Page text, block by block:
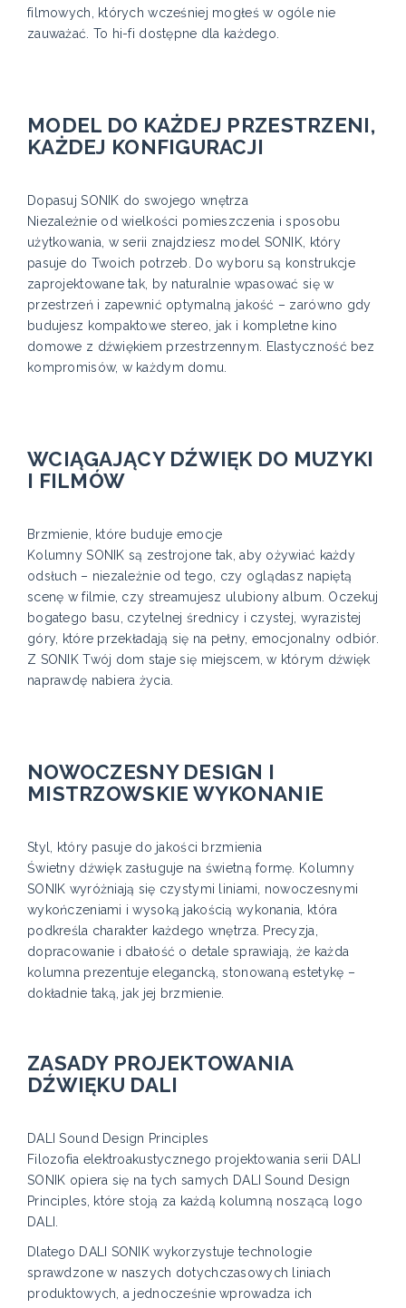
filmowych, których wcześniej mogłeś w ogóle nie
zauważać. To hi-fi dostępne dla każdego.
MODEL DO KAŻDEJ PRZESTRZENI,
KAŻDEJ KONFIGURACJI
Dopasuj SONIK do swojego wnętrza
Niezależnie od wielkości pomieszczenia i sposobu
użytkowania, w serii znajdziesz model SONIK, który
pasuje do Twoich potrzeb. Do wyboru są konstrukcje
zaprojektowane tak, by naturalnie wpasować się w
przestrzeń i zapewnić optymalną jakość – zarówno gdy
budujesz kompaktowe stereo, jak i kompletne kino
domowe z dźwiękiem przestrzennym. Elastyczność bez
kompromisów, w każdym domu.
WCIĄGAJĄCY DŹWIĘK DO MUZYKI
I FILMÓW
Brzmienie, które buduje emocje
Kolumny SONIK są zestrojone tak, aby ożywiać każdy
odsłuch – niezależnie od tego, czy oglądasz napiętą
scenę w filmie, czy streamujesz ulubiony album. Oczekuj
bogatego basu, czytelnej średnicy i czystej, wyrazistej
góry, które przekładają się na pełny, emocjonalny odbiór.
Z SONIK Twój dom staje się miejscem, w którym dźwięk
naprawdę nabiera życia.
NOWOCZESNY DESIGN I
MISTRZOWSKIE WYKONANIE
Styl, który pasuje do jakości brzmienia
Świetny dźwięk zasługuje na świetną formę. Kolumny
SONIK wyróżniają się czystymi liniami, nowoczesnymi
wykończeniami i wysoką jakością wykonania, która
podkreśla charakter każdego wnętrza. Precyzja,
dopracowanie i dbałość o detale sprawiają, że każda
kolumna prezentuje elegancką, stonowaną estetykę –
dokładnie taką, jak jej brzmienie.
ZASADY PROJEKTOWANIA
DŹWIĘKU DALI
DALI Sound Design Principles
Filozofia elektroakustycznego projektowania serii DALI
SONIK opiera się na tych samych DALI Sound Design
Principles, które stoją za każdą kolumną noszącą logo
DALI.
Dlatego DALI SONIK wykorzystuje technologie
sprawdzone w naszych dotychczasowych liniach
produktowych, a jednocześnie wprowadza ich